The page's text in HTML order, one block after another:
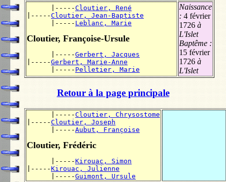
      |-----
Cloutier, René
|-----Cloutier, Jean-Baptiste
      |-----
Leblanc, Marie
Cloutier, Françoise-Ursule
      |-----
Gerbert, Jacques
|-----Gerbert, Marie-Anne
      |-----
Pelletier, Marie
Naissance
: 4 février
1726 à
L'Islet
Baptême :
15 février
1726 à
L'Islet
Retour à la page principale
      |-----
Cloutier, Chrysostome
|-----Cloutier, Joseph
      |-----
Aubut, Françoise
Cloutier, Frédéric
      |-----
Kirouac, Simon
|-----Kirouac, Julienne
      |-----
Guimont, Ursule